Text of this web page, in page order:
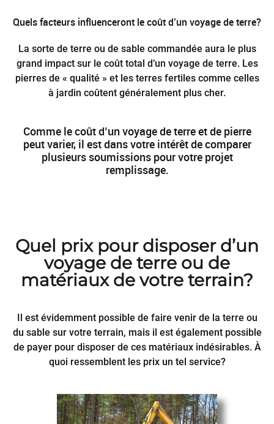
Quels facteurs influenceront le coût d’un voyage de terre?
La sorte de terre ou de sable commandée aura le plus
grand impact sur le coût total d’un voyage de terre. Les
pierres de « qualité » et les terres fertiles comme celles
à jardin coûtent généralement plus cher.
Comme le coût d’un voyage de terre et de pierre
peut varier, il est dans votre intérêt de comparer
plusieurs soumissions pour votre projet
remplissage.
Quel prix pour disposer d’un
voyage de terre ou de
matériaux de votre terrain?
Il est évidemment possible de faire venir de la terre ou
du sable sur votre terrain, mais il est également possible
de payer pour disposer de ces matériaux indésirables. À
quoi ressemblent les prix un tel service?